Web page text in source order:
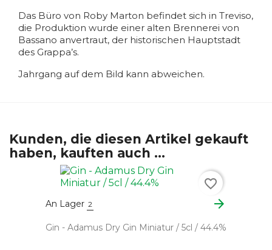
Das Büro von Roby Marton befindet sich in Treviso,
die Produktion wurde einer alten Brennerei von
Bassano anvertraut, der historischen Hauptstadt
des Grappa’s.
Jahrgang auf dem Bild kann abweichen.
Kunden, die diesen Artikel gekauft
haben, kauften auch ...
An Lager 2 arrow_forward
Gin - Adamus Dry Gin Miniatur / 5cl / 44.4%
favorite_border